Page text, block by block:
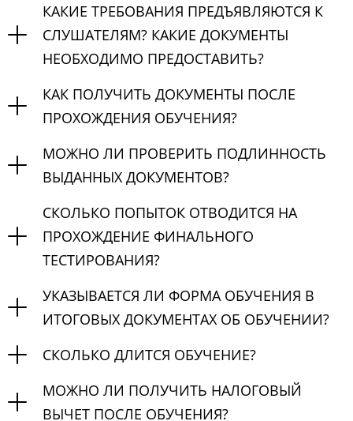
КАКИЕ ТРЕБОВАНИЯ ПРЕДЪЯВЛЯЮТСЯ К
СЛУШАТЕЛЯМ? КАКИЕ ДОКУМЕНТЫ
НЕОБХОДИМО ПРЕДОСТАВИТЬ?
КАК ПОЛУЧИТЬ ДОКУМЕНТЫ ПОСЛЕ
ПРОХОЖДЕНИЯ ОБУЧЕНИЯ?
МОЖНО ЛИ ПРОВЕРИТЬ ПОДЛИННОСТЬ
ВЫДАННЫХ ДОКУМЕНТОВ?
СКОЛЬКО ПОПЫТОК ОТВОДИТСЯ НА
ПРОХОЖДЕНИЕ ФИНАЛЬНОГО
ТЕСТИРОВАНИЯ?
УКАЗЫВАЕТСЯ ЛИ ФОРМА ОБУЧЕНИЯ В
ИТОГОВЫХ ДОКУМЕНТАХ ОБ ОБУЧЕНИИ?
СКОЛЬКО ДЛИТСЯ ОБУЧЕНИЕ?
МОЖНО ЛИ ПОЛУЧИТЬ НАЛОГОВЫЙ
ВЫЧЕТ ПОСЛЕ ОБУЧЕНИЯ?